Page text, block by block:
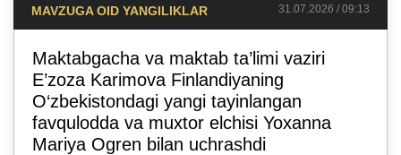
MAVZUGA OID YANGILIKLAR 31.07.2026 / 09:13
Maktabgacha va maktab ta’limi vaziri
E’zozа Karimova Finlandiyaning
O‘zbekistondagi yangi tayinlangan
favqulodda va muxtor elchisi Yoxanna
Mariya Ogren bilan uchrashdi